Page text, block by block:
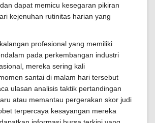
dapat memicu kesegaran pikiran
kejenuhan rutinitas harian yang
profesional yang memiliki
pada perkembangan industri
mereka sering kali
santai di malam hari tersebut
ulasan analisis taktik pertandingan
atau memantau pergerakan skor judi
terpercaya kesayangan mereka